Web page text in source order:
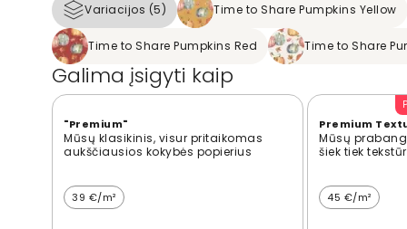
Variacijos (5) Time to Share Pumpkins Yellow
Time to Share Pumpkins Red Time to Share
Galima įsigyti kaip
"Premium"
Mūsų klasikinis, visur pritaikomas
aukščiausios kokybės popierius
39 €/m²
Premium
Mūsų
šiek tiek
45 €/m²